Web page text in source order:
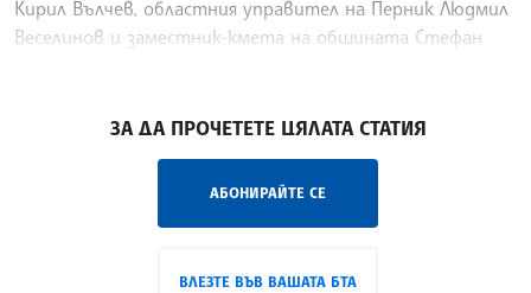
Кирил Вълчев, областния управител на Перник Людмил
Веселинов и заместник-кмета на общината Стефан
ЗА ДА ПРОЧЕТЕТЕ ЦЯЛАТА СТАТИЯ
АБОНИРАЙТЕ СЕ
ВЛЕЗТЕ ВЪВ ВАШАТА БТА